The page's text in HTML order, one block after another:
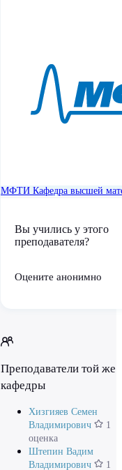
МФТИ Кафедра высшей
Вы учились у этого
преподавателя?
Оцените анонимно
Преподаватели той же
кафедры
Хизгияев Семен
Владимирович
1
оценка
Штепин Вадим
Владимирович
1